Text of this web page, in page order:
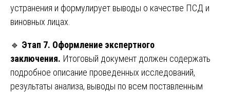
устранения и формулирует выводы о качестве ПСД и
виновных лицах.
🔹 Этап 7. Оформление экспертного
заключения. Итоговый документ должен содержать
подробное описание проведенных исследований,
результаты анализа, выводы по всем поставленным